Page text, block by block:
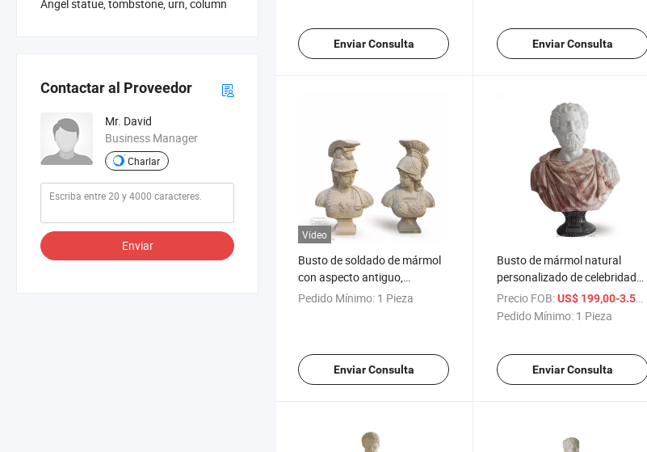
Angel statue, tombstone, urn, column
Contactar al Proveedor
Mr. David
Business Manager
Charlar
Enviar
Enviar Consulta Enviar Consulta
Vídeo
Busto de soldado de mármol
con aspecto antiguo,
escultura de busto
Pedido Mínimo: 1 Pieza
Enviar Consulta
Busto de mármol natural
personalizado de celebridades
antiguas
Precio FOB: US$ 199,00-3.569,00
Pedido Mínimo: 1 Pieza
Enviar Consulta